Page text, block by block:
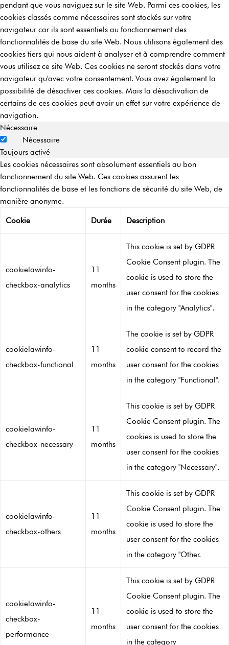
pendant que vous naviguez sur le site Web. Parmi ces cookies, les
cookies classés comme nécessaires sont stockés sur votre
navigateur car ils sont essentiels au fonctionnement des
fonctionnalités de base du site Web. Nous utilisons également des
cookies tiers qui nous aident à analyser et à comprendre comment
vous utilisez ce site Web. Ces cookies ne seront stockés dans votre
navigateur qu'avec votre consentement. Vous avez également la
possibilité de désactiver ces cookies. Mais la désactivation de
certains de ces cookies peut avoir un effet sur votre expérience de
navigation.
Nécessaire
Nécessaire
Toujours activé
Les cookies nécessaires sont absolument essentiels au bon
fonctionnement du site Web. Ces cookies assurent les
fonctionnalités de base et les fonctions de sécurité du site Web, de
manière anonyme.
Cookie Durée Description
cookielawinfo-
checkbox-analytics
11
months
This cookie is set by GDPR
Cookie Consent plugin. The
cookie is used to store the
user consent for the cookies
in the category "Analytics".
cookielawinfo-
checkbox-functional
11
months
The cookie is set by GDPR
cookie consent to record the
user consent for the cookies
in the category "Functional".
cookielawinfo-
checkbox-necessary
11
months
This cookie is set by GDPR
Cookie Consent plugin. The
cookies is used to store the
user consent for the cookies
in the category "Necessary".
cookielawinfo-
checkbox-others
11
months
This cookie is set by GDPR
Cookie Consent plugin. The
cookie is used to store the
user consent for the cookies
in the category "Other.
cookielawinfo-
checkbox-
performance
11
months
This cookie is set by GDPR
Cookie Consent plugin. The
cookie is used to store the
user consent for the cookies
in the category